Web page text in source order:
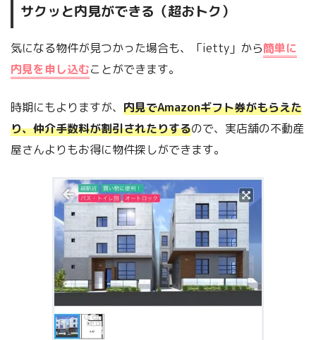
サクッと内見ができる（超おトク）
気になる物件が見つかった場合も、「ietty」から簡単に
内見を申し込むことができます。
時期にもよりますが、 内見でAmazonギフト券がもらえた
り、仲介手数料が割引されたりするので、実店舗の不動産
屋さんよりもお得に物件探しができます。